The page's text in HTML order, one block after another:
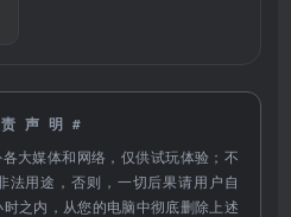
声明#
大媒体和网络，仅供试玩体验；不
法用途，否则，一切后果请用户自
之内，从您的电脑中彻底删除上述